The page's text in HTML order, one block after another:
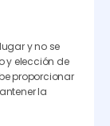
y no se
y elección de
proporcionar
la